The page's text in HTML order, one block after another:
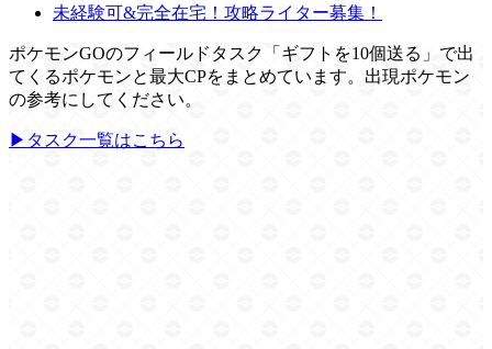
未経験可&完全在宅！攻略ライター募集！
ポケモンGOのフィールドタスク「ギフトを10個送る」で出
てくるポケモンと最大CPをまとめています。出現ポケモン
の参考にしてください。
▶タスク一覧はこちら